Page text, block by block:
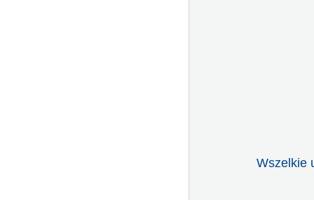
Wszelkie